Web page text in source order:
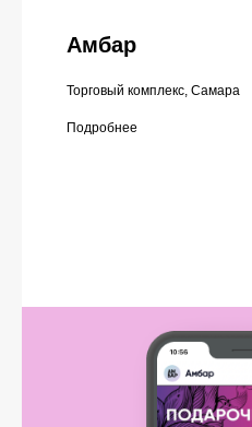
Амбар
Торговый комплекс, Самара
Подробнее